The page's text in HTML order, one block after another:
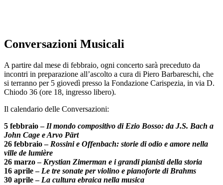
Conversazioni Musicali
A partire dal mese di febbraio, ogni concerto sarà preceduto da
incontri in preparazione all’ascolto a cura di Piero Barbareschi, che
si terranno per 5 giovedì presso la Fondazione Carispezia, in via D.
Chiodo 36 (ore 18, ingresso libero).
Il calendario delle Conversazioni:
5 febbraio – Il mondo compositivo di Ezio Bosso: da J.S. Bach a
John Cage e Arvo Pärt
26 febbraio – Rossini e Offenbach: storie di odio e amore nella
ville de lumière
26 marzo – Krystian Zimerman e i grandi pianisti della storia
16 aprile – Le tre sonate per violino e pianoforte di Brahms
30 aprile – La cultura ebraica nella musica